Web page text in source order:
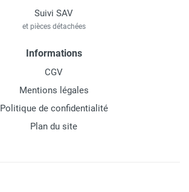
Suivi SAV
et pièces détachées
Informations
CGV
Mentions légales
Politique de confidentialité
Plan du site